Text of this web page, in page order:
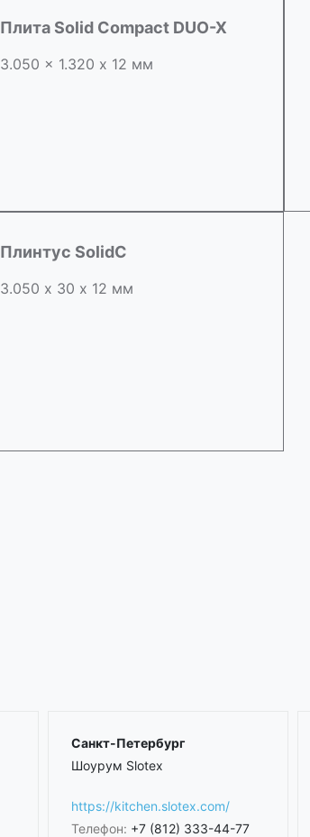
Плита Solid Compact DUO-X
3.050 x 1.320 х 12 мм
Плинтус SolidC
3.050 х 30 х 12 мм
Санкт-Петербург
Шоурум Slotex
https://kitchen.slotex.com/
Телефон: +7 (812) 333-44-77